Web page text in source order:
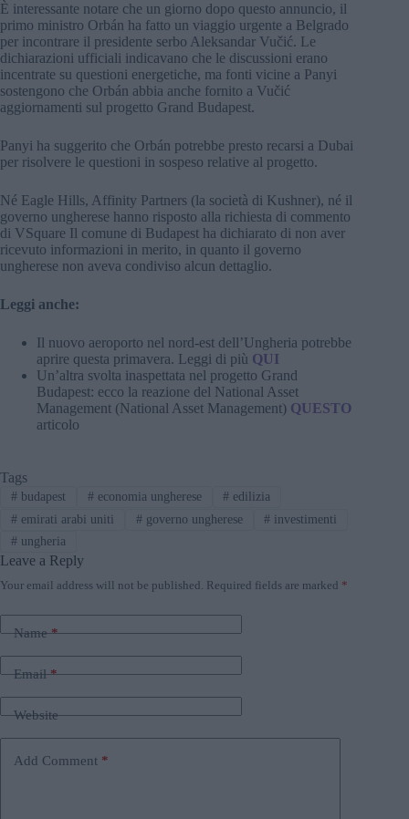
È interessante notare che un giorno dopo questo annuncio, il
primo ministro Orbán ha fatto un viaggio urgente a Belgrado
per incontrare il presidente serbo Aleksandar Vučić. Le
dichiarazioni ufficiali indicavano che le discussioni erano
incentrate su questioni energetiche, ma fonti vicine a Panyi
sostengono che Orbán abbia anche fornito a Vučić
aggiornamenti sul progetto Grand Budapest.
Panyi ha suggerito che Orbán potrebbe presto recarsi a Dubai
per risolvere le questioni in sospeso relative al progetto.
Né Eagle Hills, Affinity Partners (la società di Kushner), né il
governo ungherese hanno risposto alla richiesta di commento
di VSquare Il comune di Budapest ha dichiarato di non aver
ricevuto informazioni in merito, in quanto il governo
ungherese non aveva condiviso alcun dettaglio.
Leggi anche:
Il nuovo aeroporto nel nord-est dell’Ungheria potrebbe
aprire questa primavera. Leggi di più QUI
Un’altra svolta inaspettata nel progetto Grand
Budapest: ecco la reazione del National Asset
Management (National Asset Management) QUESTO
articolo
Tags
#budapest #economia ungherese # edilizia
#emirati arabi uniti #governo ungherese # investimenti
#ungheria
Leave a Reply
Your email address will not be published. Required fields are marked *
Name*
Email*
Website
Add Comment *